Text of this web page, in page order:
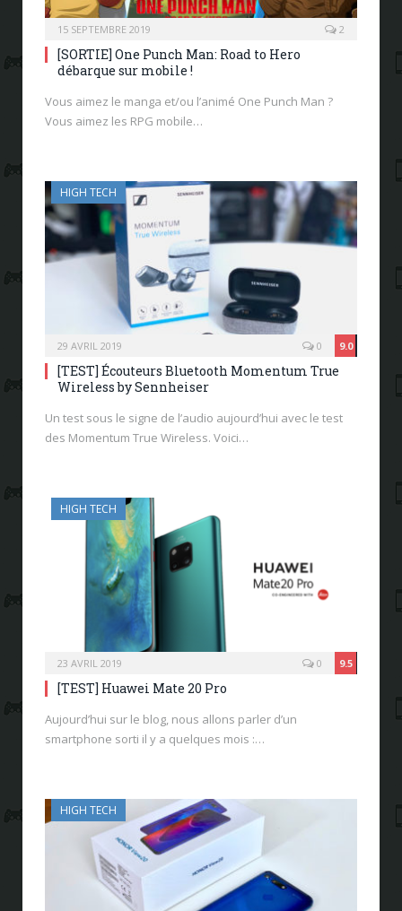
15 SEPTEMBRE 2019 2
[SORTIE] One Punch Man: Road to Hero
débarque sur mobile !
Vous aimez le manga et/ou l’animé One Punch Man ?
Vous aimez les RPG mobile…
HIGH TECH
29 AVRIL 2019 9.0
0
[TEST] Écouteurs Bluetooth Momentum True
Wireless by Sennheiser
Un test sous le signe de l’audio aujourd’hui avec le test
des Momentum True Wireless. Voici…
HIGH TECH
23 AVRIL 2019 9.5
0
[TEST] Huawei Mate 20 Pro
Aujourd’hui sur le blog, nous allons parler d’un
smartphone sorti il y a quelques mois :…
HIGH TECH